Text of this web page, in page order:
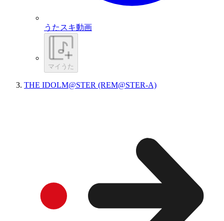
うたスキ動画
マイうた
THE IDOLM@STER (REM@STER-A)